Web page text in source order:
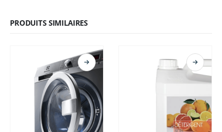
PRODUITS SIMILAIRES